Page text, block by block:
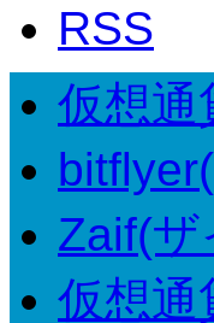
RSS
仮想通
Zaif(ザ
仮想通